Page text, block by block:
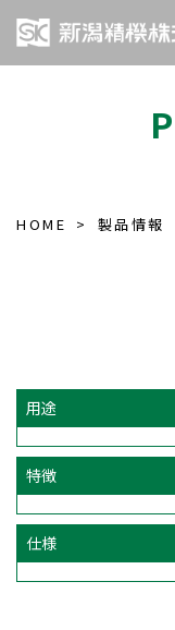
HOME 製品情報
用途
特徴
仕様